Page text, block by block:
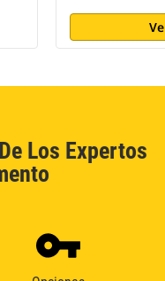
Los Expertos